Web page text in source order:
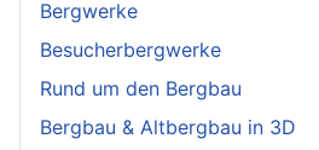
Bergwerke
Besucherbergwerke
Rund um den Bergbau
Bergbau & Altbergbau in 3D